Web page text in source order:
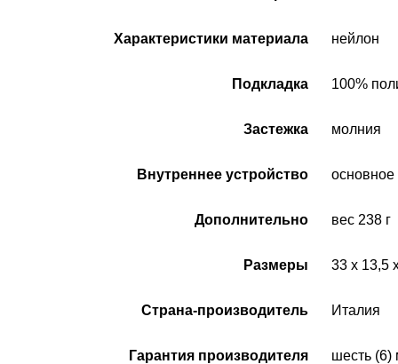
Характеристики материала нейлон
Подкладка 100%
Застежка молния
Внутреннее устройство основное
Дополнительно вес 238 г
Размеры 33 x 13,5
Страна-производитель Италия
Гарантия производителя шесть (6)